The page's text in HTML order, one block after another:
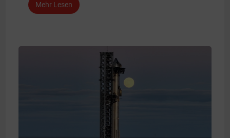
Mehr Lesen